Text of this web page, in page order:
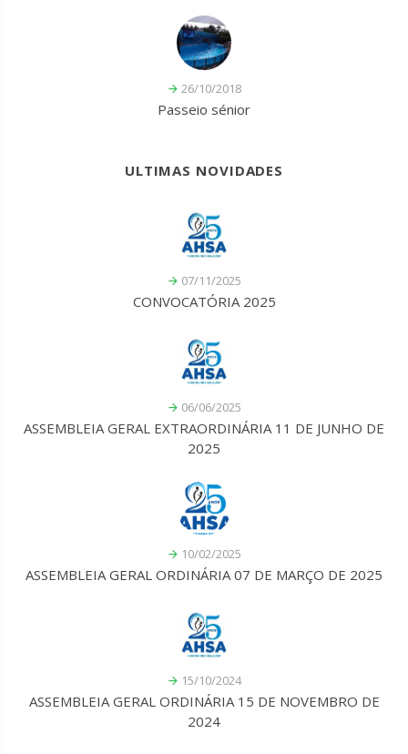
26/10/2018
Passeio sénior
ULTIMAS NOVIDADES
07/11/2025
CONVOCATÓRIA 2025
06/06/2025
ASSEMBLEIA GERAL EXTRAORDINÁRIA 11 DE JUNHO DE
2025
10/02/2025
ASSEMBLEIA GERAL ORDINÁRIA 07 DE MARÇO DE 2025
15/10/2024
ASSEMBLEIA GERAL ORDINÁRIA 15 DE NOVEMBRO DE
2024